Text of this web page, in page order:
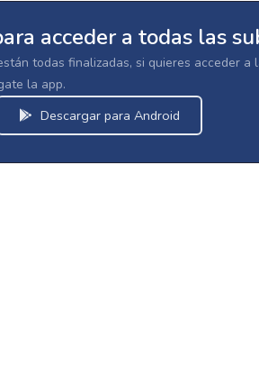
acceder a todas las
todas finalizadas, si quieres acceder
la app.
Descargar para Android